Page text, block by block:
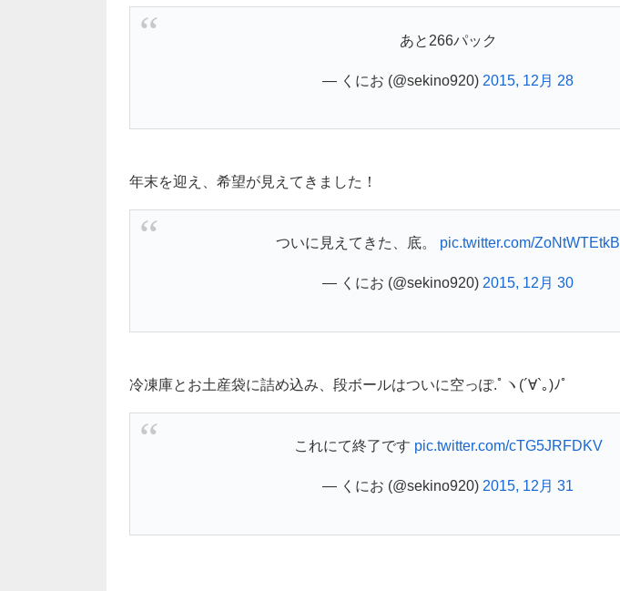
あと266パック
— くにお (@sekino920) 2015, 12月 28
年末を迎え、希望が見えてきました！
ついに見えてきた、底。 pic.twitter.com/ZoNtWTEtkB
— くにお (@sekino920) 2015, 12月 30
冷凍庫とお土産袋に詰め込み、段ボールはついに空っぽ.ﾟヽ(´∀`｡)ﾉﾟ
これにて終了です pic.twitter.com/cTG5JRFDKV
— くにお (@sekino920) 2015, 12月 31